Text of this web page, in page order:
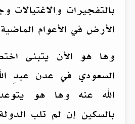
بالتفجيرات والاغتيالات
الأرض في الأعوام
وها هو الأن يتبنى
السعودي في عدن عبدِ
الله عنه وها هو
بالسكين إن لم تلب